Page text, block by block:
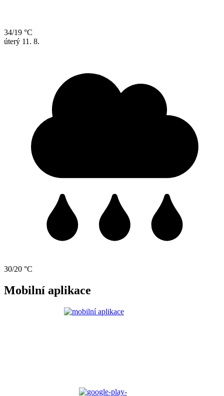
34/19 °C
úterý 11. 8.
30/20 °C
Mobilní aplikace